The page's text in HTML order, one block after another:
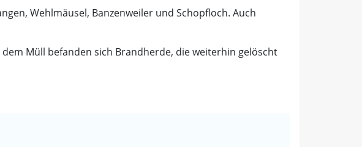
Wehlmäusel, Banzenweiler und Schopfloch. Auch
Müll befanden sich Brandherde, die weiterhin gelöscht